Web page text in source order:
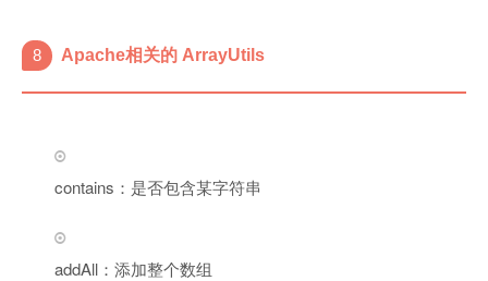
8 Apache相关的 ArrayUtils
contains：是否包含某字符串
addAll：添加整个数组